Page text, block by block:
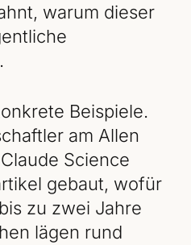
warum dieser
Beispiele.
am Allen
Science
gebaut, wofür
zu zwei Jahre
lägen rund